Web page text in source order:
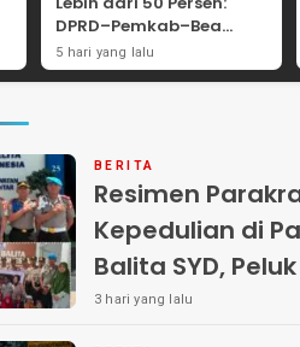
DPRD–Pemkab–Bea
Cukai Perkuat Perang
Melawan Peredaran
5 hari yang lalu
BERITA
Resimen
Kepedulian di
Balita SYD,
Terlantar
3 hari yang lalu